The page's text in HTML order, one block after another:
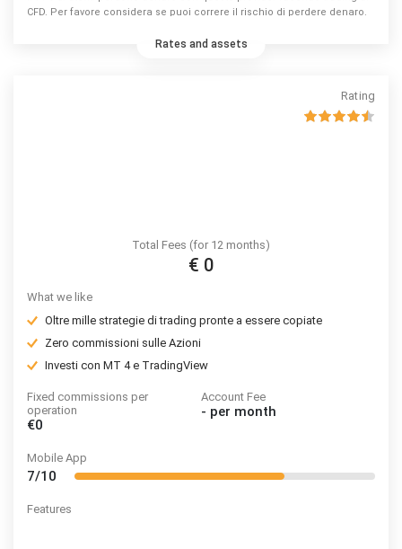
CFD. Per favore considera se puoi correre il rischio di perdere denaro.
Rates and assets
Rating
Total Fees (for 12 months)
€ 0
What we like
Oltre mille strategie di trading pronte a essere copiate
Zero commissioni sulle Azioni
Investi con MT 4 e TradingView
Fixed commissions per
operation
€0
Account Fee
- per month
Mobile App
7/10
Features